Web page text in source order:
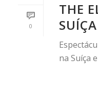
0
THE
SUÍÇA
na Suíça